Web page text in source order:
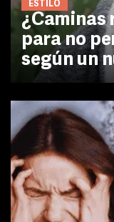
ESTILO
¿Caminas
para no
según un